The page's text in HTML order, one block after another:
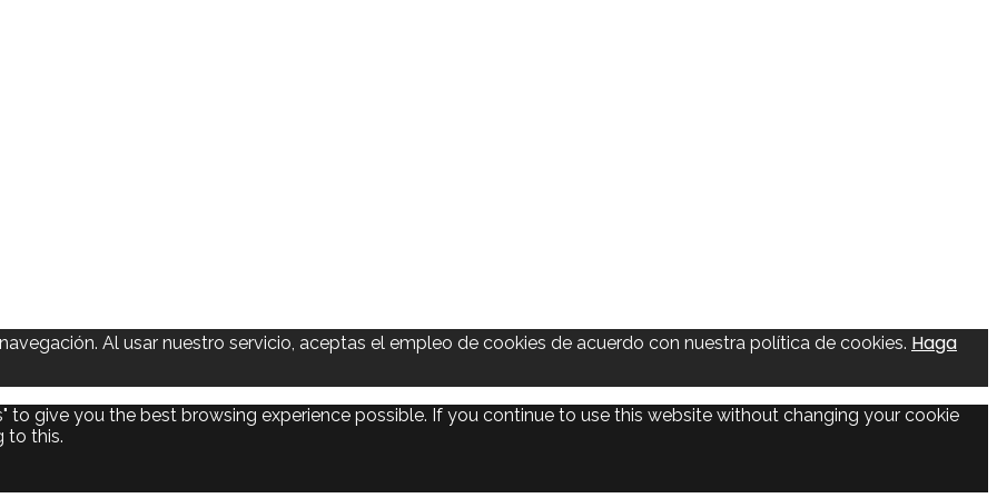
Al usar nuestro servicio, aceptas el empleo de cookies de acuerdo con nuestra política de cookies. Haga
to give you the best browsing experience possible. If you continue to use this website without changing your cookie
to this.